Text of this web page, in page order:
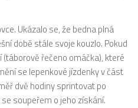
Ukázalo se, že bedna plná
době stále svoje kouzlo. Pokud
řečeno omáčka), které
se lepenkové jízdenky v část
dvě hodiny sprintovat po
soupeřem o jeho získání.